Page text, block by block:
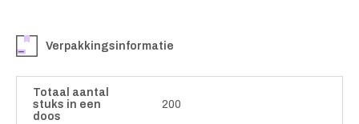
Verpakkingsinformatie
Totaal aantal
stuks in een
doos
200